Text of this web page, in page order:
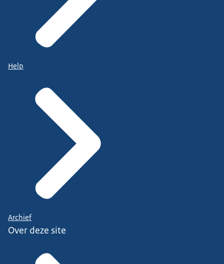
Help
Archief
Over deze site